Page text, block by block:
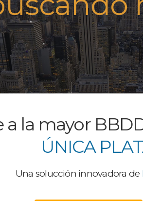
a la mayor
ÚNICA
Una solucción innovadora de